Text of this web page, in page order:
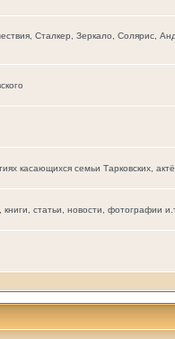
Сталкер, Зеркало, Солярис,
касающихся семьи Тарковских,
статьи, новости, фотографии